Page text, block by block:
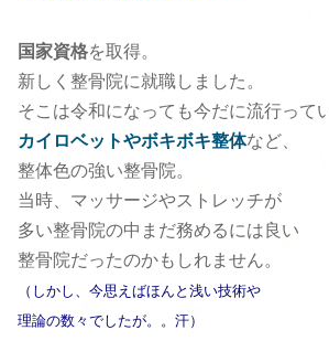
国家資格を取得。
新しく整骨院に就職しました。
そこは令和になっても今だに流行って
カイロベットやボキボキ整体など、
整体色の強い整骨院。
当時、マッサージやストレッチが
多い整骨院の中まだ務めるには良い
整骨院だったのかもしれません。
（しかし、今思えばほんと浅い技術や
理論の数々でしたが。。汗）